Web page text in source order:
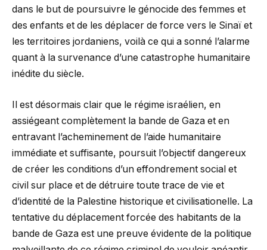
dans le but de poursuivre le génocide des femmes et
des enfants et de les déplacer de force vers le Sinaï et
les territoires jordaniens, voilà ce qui a sonné l’alarme
quant à la survenance d’une catastrophe humanitaire
inédite du siècle.
Il est désormais clair que le régime israélien, en
assiégeant complètement la bande de Gaza et en
entravant l’acheminement de l’aide humanitaire
immédiate et suffisante, poursuit l’objectif dangereux
de créer les conditions d’un effondrement social et
civil sur place et de détruire toute trace de vie et
d’identité de la Palestine historique et civilisationelle. La
tentative du déplacement forcée des habitants de la
bande de Gaza est une preuve évidente de la politique